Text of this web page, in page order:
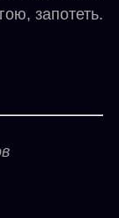
запотеть.